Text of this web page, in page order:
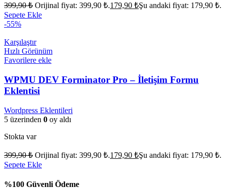
399,90₺ Orijinal fiyat: 399,90 ₺.179,90 ₺Şu andaki fiyat: 179,90 ₺.
Sepete Ekle
-55%
Karşılaştır
Hızlı Görünüm
Favorilere ekle
WPMU DEV Forminator Pro – İletişim Formu
Eklentisi
Wordpress Eklentileri
5 üzerinden 0 oy aldı
Stokta var
399,90₺ Orijinal fiyat: 399,90 ₺.179,90 ₺Şu andaki fiyat: 179,90 ₺.
Sepete Ekle
%100 Güvenli Ödeme